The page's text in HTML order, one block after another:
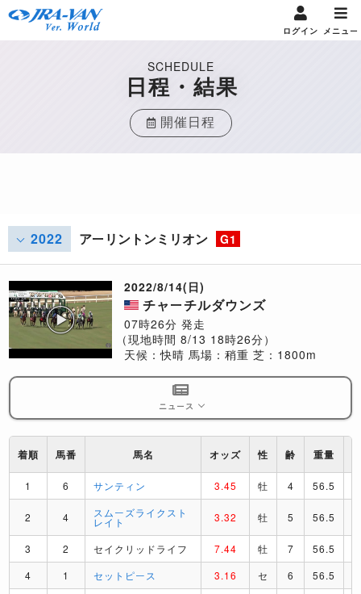
ログイン メニュー
SCHEDULE
日程・結果
開催日程
2022 アーリントンミリオン G1
2022/8/14(日)
チャーチルダウンズ
07時26分 発走
（現地時間 8/13 18時26分）
天候：快晴 馬場：稍重 芝：1800m
ニュース
着順 馬番 馬名 オッズ 性 齢 重量
1 6 サンティン 3.45 牡 4 56.5
2 4 スムーズライクスト
レイト 3.32 牡 5 56.5
3 2 セイクリッドライフ 7.44 牡 7 56.5
4
1 セットピース 3.16 セ 6 56.5